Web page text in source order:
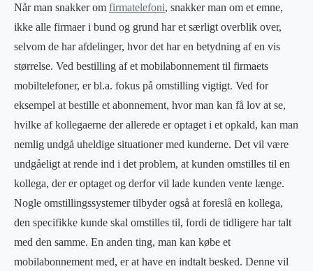
Når man snakker om firmatelefoni, snakker man om et emne,
ikke alle firmaer i bund og grund har et særligt overblik over,
selvom de har afdelinger, hvor det har en betydning af en vis
størrelse. Ved bestilling af et mobilabonnement til firmaets
mobiltelefoner, er bl.a. fokus på omstilling vigtigt. Ved for
eksempel at bestille et abonnement, hvor man kan få lov at se,
hvilke af kollegaerne der allerede er optaget i et opkald, kan man
nemlig undgå uheldige situationer med kunderne. Det vil være
undgåeligt at rende ind i det problem, at kunden omstilles til en
kollega, der er optaget og derfor vil lade kunden vente længe.
Nogle omstillingssystemer tilbyder også at foreslå en kollega,
den specifikke kunde skal omstilles til, fordi de tidligere har talt
med den samme. En anden ting, man kan købe et
mobilabonnement med, er at have en indtalt besked. Denne vil